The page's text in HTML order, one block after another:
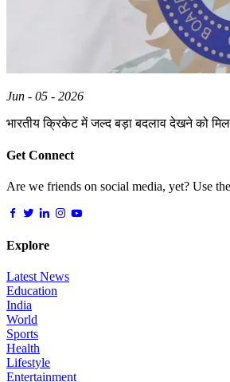
Jun - 05 - 2026
भारतीय क्रिकेट में जल्द बड़ा बदलाव देखने को
Get Connect
Are we friends on social media, yet? Use
Explore
Latest News
Education
India
World
Sports
Health
Lifestyle
Entertainment